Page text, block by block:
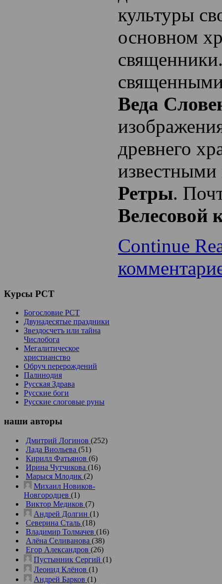
культуры
основном
Веда
древнего
Ретры.
Велесовой
Continue
Курсы РСТ
Богословие РСТ
Двунадесятые праздники
Звездосчетъ или тайна
Числобога
Мегалитическое
христианство
Обруч перерождений
Палинодия
Русская Здрава
Русские боги
Русские слоговые руны
наши авторы
Дмитрий Логинов (252)
Лада Виольева (51)
Кирилл Фатьянов (6)
Ирина Чутчикова (16)
Марыся Млодик (2)
Михаил Новиков-
Новгородцев (1)
Виктор Медиков (7)
Андрей Долгин (1)
Северина Сталь (18)
Владимир Толмачев (16)
Алёна Селиванова (38)
Егор Александров (26)
Пустынник Сергий (1)
Леонид Клёнов (1)
Андрей Барков (1)